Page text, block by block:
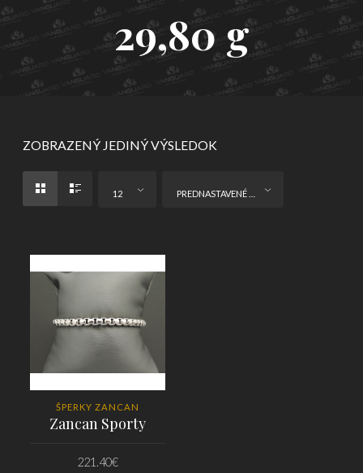
29,80 g
ZOBRAZENÝ JEDINÝ VÝSLEDOK
12
ŠPERKY ZANCAN
Zancan Sporty
221.40€